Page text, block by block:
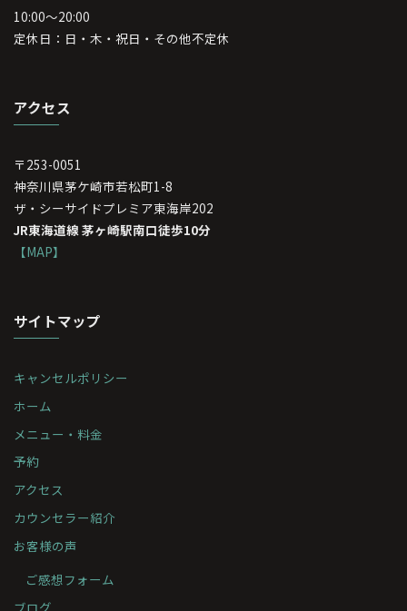
10:00～20:00
定休日：日・木・祝日・その他不定休
アクセス
〒253-0051
神奈川県茅ケ崎市若松町1-8
ザ・シーサイドプレミア東海岸202
JR東海道線 茅ヶ崎駅南口徒歩10分
【MAP】
サイトマップ
キャンセルポリシー
ホーム
メニュー・料金
予約
アクセス
カウンセラー紹介
お客様の声
ご感想フォーム
ブログ